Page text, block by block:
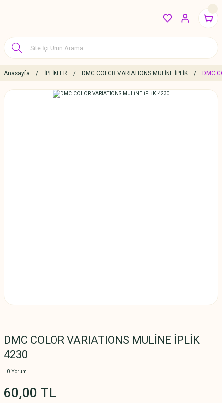
Anasayfa İPLİKLER DMC COLOR VARIATIONS MULİNE İPLİK DMC
DMC COLOR VARIATIONS MULİNE İPLİK
4230
0 Yorum
60,00 TL